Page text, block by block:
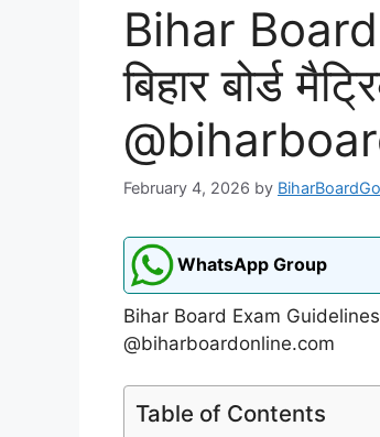
Bihar
बिहार बोर्ड
February 4, 2026 by
WhatsApp Group
Bihar Board Exam Guidelines
@biharboardonline.com
Table of Contents